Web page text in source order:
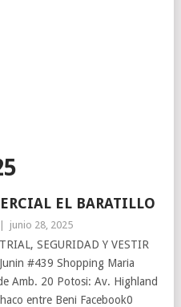
EL BARATILLO
junio 28, 2025
SEGURIDAD Y VESTIR
#439 Shopping Maria
Amb. 20 Potosi: Av. Highland
entre Beni Facebook0